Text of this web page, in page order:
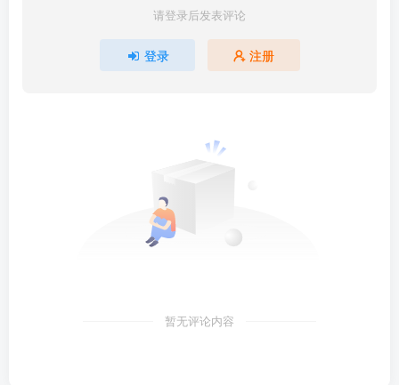
请登录后发表评论
登录 注册
暂无评论内容